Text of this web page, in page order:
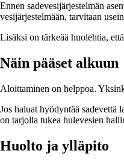
Ennen sadevesijärjestelmän
vesijärjestelmään, tarvitaan
Lisäksi on tärkeää huolehtia,
Näin pääset alkuun
Aloittaminen on helppoa.
Jos haluat hyödyntää sadevettä
on tarjolla tukea hulevesien
Huolto ja ylläpito